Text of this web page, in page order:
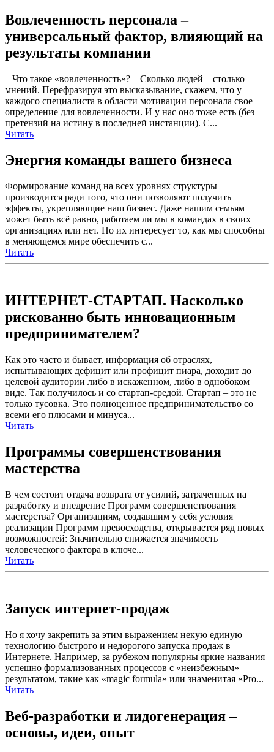
Вовлеченность персонала –
универсальный фактор, влияющий на
результаты компании
– Что такое «вовлеченность»? – Сколько людей – столько
мнений. Перефразируя это высказывание, скажем, что у
каждого специалиста в области мотивации персонала свое
определение для вовлеченности. И у нас оно тоже есть (без
претензий на истину в последней инстанции). С...
Читать
Энергия команды вашего бизнеса
Формирование команд на всех уровнях структуры
производится ради того, что они позволяют получить
эффекты, укрепляющие наш бизнес. Даже нашим семьям
может быть всё равно, работаем ли мы в командах в своих
организациях или нет. Но их интересует то, как мы способны
в меняющемся мире обеспечить с...
Читать
ИНТЕРНЕТ-СТАРТАП. Насколько
рискованно быть инновационным
предпринимателем?
Как это часто и бывает, информация об отраслях,
испытывающих дефицит или профицит пиара, доходит до
целевой аудитории либо в искаженном, либо в однобоком
виде. Так получилось и со стартап-средой. Стартап – это не
только тусовка. Это полноценное предпринимательство со
всеми его плюсами и минуса...
Читать
Программы совершенствования
мастерства
В чем состоит отдача возврата от усилий, затраченных на
разработку и внедрение Программ совершенствования
мастерства? Организациям, создавшим у себя условия
реализации Программ превосходства, открывается ряд новых
возможностей: Значительно снижается значимость
человеческого фактора в ключе...
Читать
Запуск интернет-продаж
Но я хочу закрепить за этим выражением некую единую
технологию быстрого и недорогого запуска продаж в
Интернете. Например, за рубежом популярны яркие названия
успешно формализованных процессов с «неизбежным»
результатом, такие как «magic formula» или знаменитая «Pro...
Читать
Веб-разработки и лидогенерация –
основы, идеи, опыт